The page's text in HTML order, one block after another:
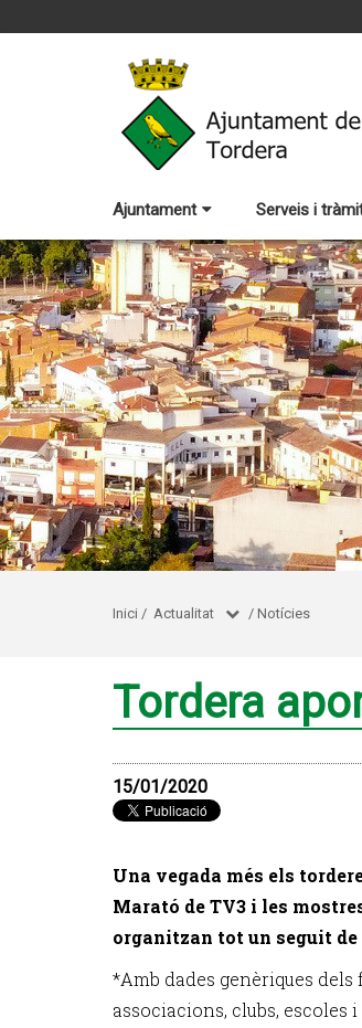
Ajuntament Serveis i
Inici / Actualitat / Notícies
Tordera
15/01/2020
Una vegada més els
Marató de TV3 i les
organitzan tot un seguit
*Amb dades genèriques
associacions, clubs, escoles